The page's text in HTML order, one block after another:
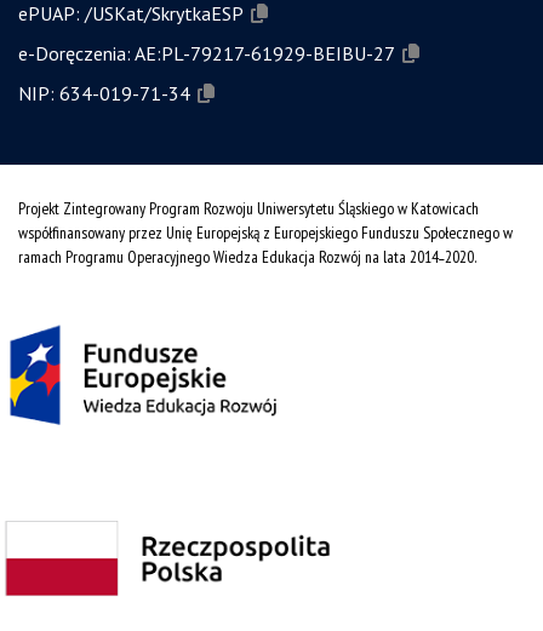
ePUAP: /USKat/SkrytkaESP
e-Doręczenia: AE:PL-79217-61929-BEIBU-27
NIP: 634-019-71-34
Projekt Zintegrowany Program Rozwoju Uniwersytetu Śląskiego w Katowicach
współfinansowany przez Unię Europejską z Europejskiego Funduszu Społecznego w
ramach Programu Operacyjnego Wiedza Edukacja Rozwój na lata 2014˗2020.